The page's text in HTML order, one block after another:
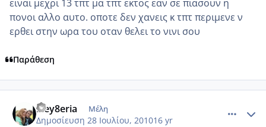
ειναι μεχρι 13 τπτ μα τπτ εκτος εαν σε πιασουν η
πονοι αλλο αυτο. οποτε δεν χανεις κ τπτ περιμενε ν
ερθει στην ωρα του οταν θελει το νινι σου
Παράθεση
Eley8eria Μέλη
Δημοσίευση 28 Ιουλίου, 201016 yr